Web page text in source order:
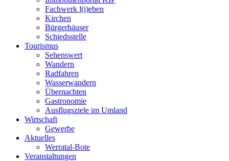
Fachwerk l(i)eben
Kirchen
Bürgerhäuser
Schiedsstelle
Tourismus
Sehenswert
Wandern
Radfahren
Wasserwandern
Übernachten
Gastronomie
Ausflugsziele im Umland
Wirtschaft
Gewerbe
Aktuelles
Werratal-Bote
Veranstaltungen